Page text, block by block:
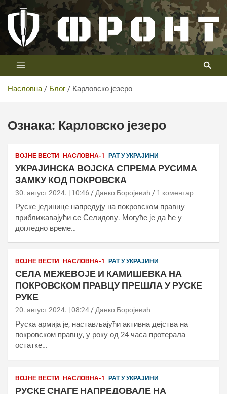
Скип
цонтент
Телевизија ФРОНТ
Први војни канал у Србији
Насловна Блог Карловско језеро
Ознака: Карловско језеро
ВОЈНЕ ВЕСТИ НАСЛОВНА-1 РАТ У УКРАЈИНИ
УКРАЈИНСКА ВОЈСКА СПРЕМА РУСИМА
ЗАМКУ КОД ПОКРОВСКА
30. август 2024. | 10:46 Данко Боројевић 1 коментар
Руске јединице напредују на покровском правцу
приближавајући се Селидову. Могуће је да ће у
догледно време…
ВОЈНЕ ВЕСТИ НАСЛОВНА-1 РАТ У УКРАЈИНИ
СЕЛА МЕЖЕВОЈЕ И КАМИШЕВКА НА
ПОКРОВСКОМ ПРАВЦУ ПРЕШЛА У РУСКЕ
РУКЕ
20. август 2024. | 08:24 Данко Боројевић
Руска армија је, настављајући активна дејства на
покровском правцу, у року од 24 часа протерала
остатке…
ВОЈНЕ ВЕСТИ НАСЛОВНА-1 РАТ У УКРАЈИНИ
РУСКЕ СНАГЕ НАПРЕДОВАЛЕ НА